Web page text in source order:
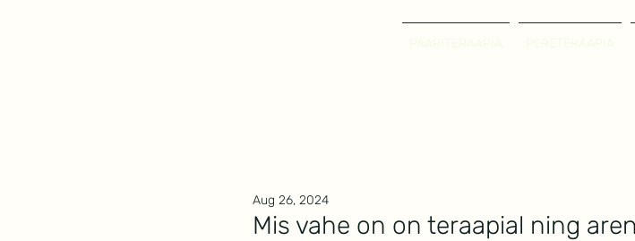
Mis vahe on on teraapial ning
Aug 26, 2024